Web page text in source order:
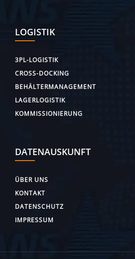
LOGISTIK
3PL-LOGISTIK
CROSS-DOCKING
BEHÄLTERMANAGEMENT
LAGERLOGISTIK
KOMMISSIONIERUNG
DATENAUSKUNFT
ÜBER UNS
KONTAKT
DATENSCHUTZ
IMPRESSUM